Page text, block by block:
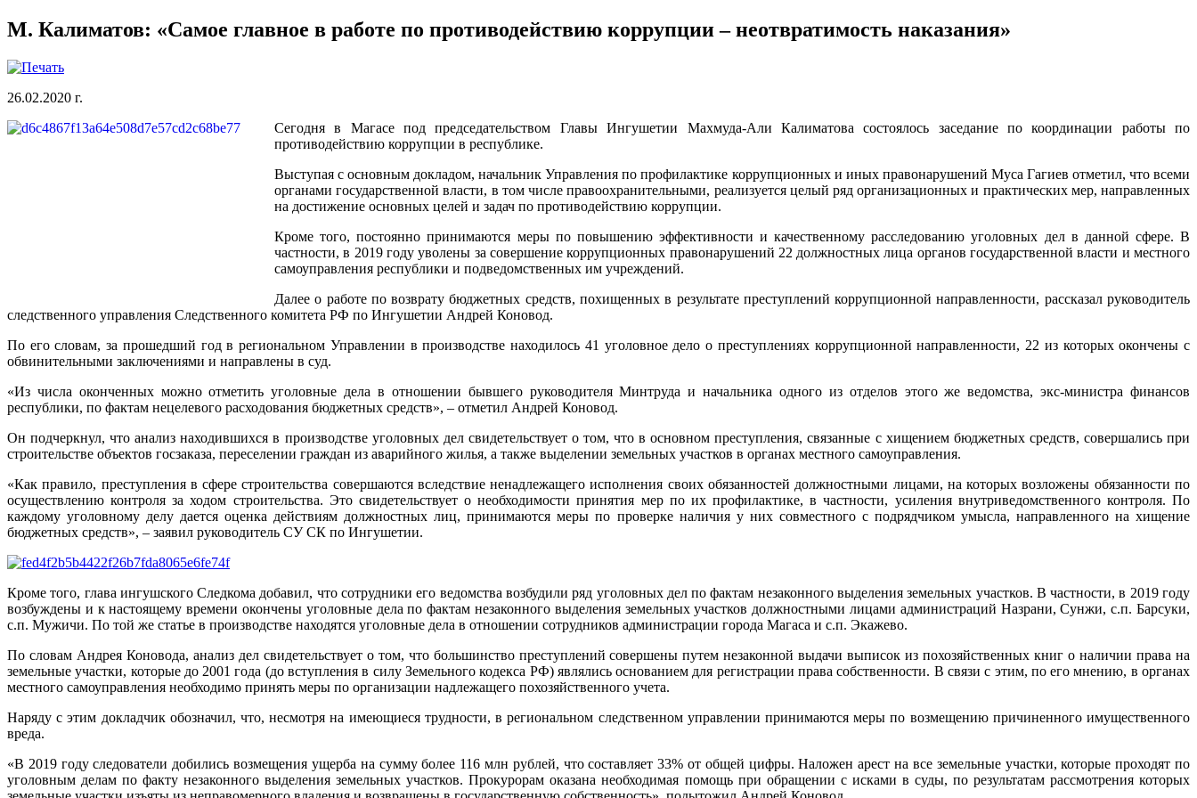
М. Калиматов: «Самое главное в работе по противодействию коррупции – неотвратимость наказания»
26.02.2020 г.
Сегодня в Магасе под председательством Главы Ингушетии Махмуда-Али Калиматова состоялось заседание по координации работы по
противодействию коррупции в республике.
Выступая с основным докладом, начальник Управления по профилактике коррупционных и иных правонарушений Муса Гагиев отметил, что всеми
органами государственной власти, в том числе правоохранительными, реализуется целый ряд организационных и практических мер, направленных
на достижение основных целей и задач по противодействию коррупции.
Кроме того, постоянно принимаются меры по повышению эффективности и качественному расследованию уголовных дел в данной сфере. В
частности, в 2019 году уволены за совершение коррупционных правонарушений 22 должностных лица органов государственной власти и местного
самоуправления республики и подведомственных им учреждений.
Далее о работе по возврату бюджетных средств, похищенных в результате преступлений коррупционной направленности, рассказал руководитель
следственного управления Следственного комитета РФ по Ингушетии Андрей Коновод.
По его словам, за прошедший год в региональном Управлении в производстве находилось 41 уголовное дело о преступлениях коррупционной направленности, 22 из которых окончены с
обвинительными заключениями и направлены в суд.
«Из числа оконченных можно отметить уголовные дела в отношении бывшего руководителя Минтруда и начальника одного из отделов этого же ведомства, экс-министра финансов
республики, по фактам нецелевого расходования бюджетных средств», – отметил Андрей Коновод.
Он подчеркнул, что анализ находившихся в производстве уголовных дел свидетельствует о том, что в основном преступления, связанные с хищением бюджетных средств, совершались при
строительстве объектов госзаказа, переселении граждан из аварийного жилья, а также выделении земельных участков в органах местного самоуправления.
«Как правило, преступления в сфере строительства совершаются вследствие ненадлежащего исполнения своих обязанностей должностными лицами, на которых возложены обязанности по
осуществлению контроля за ходом строительства. Это свидетельствует о необходимости принятия мер по их профилактике, в частности, усиления внутриведомственного контроля. По
каждому уголовному делу дается оценка действиям должностных лиц, принимаются меры по проверке наличия у них совместного с подрядчиком умысла, направленного на хищение
бюджетных средств», – заявил руководитель СУ СК по Ингушетии.
Кроме того, глава ингушского Следкома добавил, что сотрудники его ведомства возбудили ряд уголовных дел по фактам незаконного выделения земельных участков. В частности, в 2019 году
возбуждены и к настоящему времени окончены уголовные дела по фактам незаконного выделения земельных участков должностными лицами администраций Назрани, Сунжи, с.п. Барсуки,
с.п. Мужичи. По той же статье в производстве находятся уголовные дела в отношении сотрудников администрации города Магаса и с.п. Экажево.
По словам Андрея Коновода, анализ дел свидетельствует о том, что большинство преступлений совершены путем незаконной выдачи выписок из похозяйственных книг о наличии права на
земельные участки, которые до 2001 года (до вступления в силу Земельного кодекса РФ) являлись основанием для регистрации права собственности. В связи с этим, по его мнению, в органах
местного самоуправления необходимо принять меры по организации надлежащего похозяйственного учета.
Наряду с этим докладчик обозначил, что, несмотря на имеющиеся трудности, в региональном следственном управлении принимаются меры по возмещению причиненного имущественного
вреда.
«В 2019 году следователи добились возмещения ущерба на сумму более 116 млн рублей, что составляет 33% от общей цифры. Наложен арест на все земельные участки, которые проходят по
уголовным делам по факту незаконного выделения земельных участков. Прокурорам оказана необходимая помощь при обращении с исками в суды, по результатам рассмотрения которых